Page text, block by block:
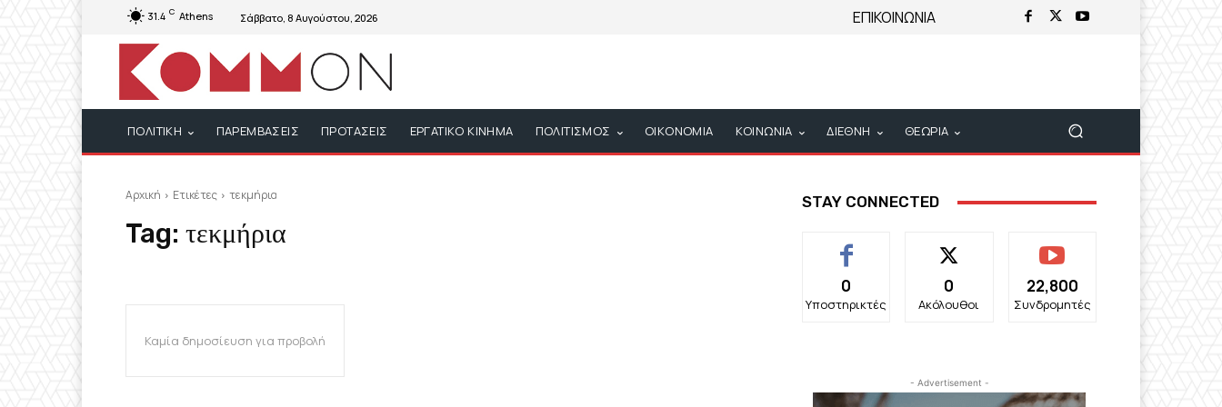
31.4 C Athens Σάββατο, 8 Αυγούστου, 2026 ΕΠΙΚΟΙΝΩΝΙΑ
ΠΟΛΙΤΙΚΗ ΠΑΡΕΜΒΑΣΕΙΣ ΠΡΟΤΑΣΕΙΣ ΕΡΓΑΤΙΚΟ ΚΙΝΗΜΑ ΠΟΛΙΤΙΣΜΟΣ ΟΙΚΟΝΟΜΙΑ ΚΟΙΝΩΝΙΑ ΔΙΕΘΝΗ ΘΕΩΡΙΑ
Αρχική Ετικέτες τεκμήρια
Tag: τεκμήρια
Καμία δημοσίευση για προβολή
STAY CONNECTED
0
Υποστηρικτές
0
Ακόλουθοι
22,800
Συνδρομητές
- Advertisement -